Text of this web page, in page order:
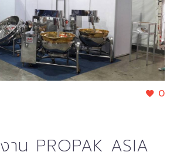
0
งาน PROPAK ASIA